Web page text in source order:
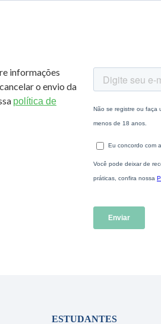
informações
o envio da
política de
ESTUDANTES